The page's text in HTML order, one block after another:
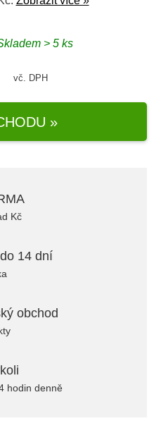
> 5 ks
vč. DPH
»
Kč
14 dní
obchod
hodin denně